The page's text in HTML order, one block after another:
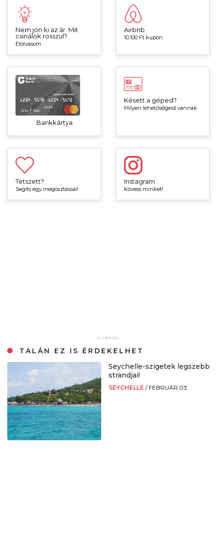
Nem jön ki az ár. Mit
csinálok rosszul?
Elolvasom
Airbnb
10.100 Ft kupon
Bankkártya
Késett a géped?
Milyen lehetőségeid vannak
Tetszett?
Segíts egy megosztással!
Instagram
Kövess minket!
TALÁN EZ IS ÉRDEKELHET
Seychelle-szigetek legszebb
strandjai!
SEYCHELLE / FEBRUÁR 03.